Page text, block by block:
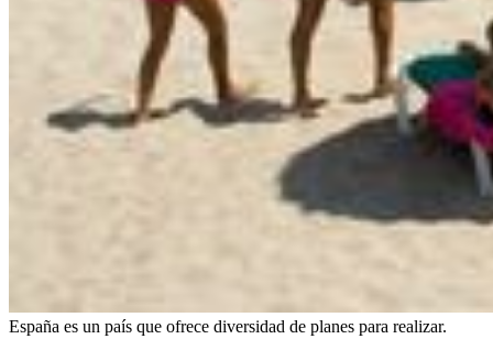
España es un país que ofrece diversidad de planes para realizar.